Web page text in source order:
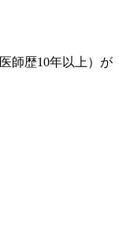
師歴10年以上）が